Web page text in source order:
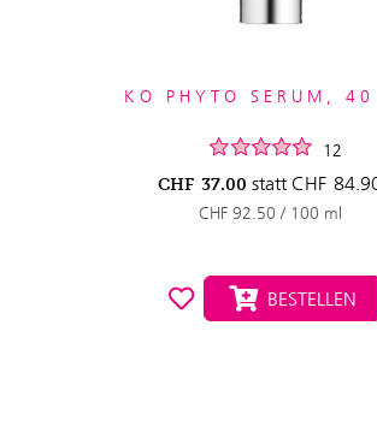
KO PHYTO SERUM, 40
12
CHF 37.00 statt CHF
CHF 92.50 / 100 ml
BESTELLEN